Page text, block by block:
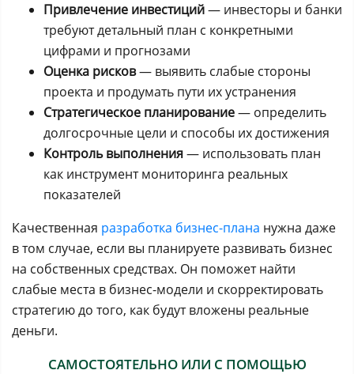
Привлечение инвестиций— инвесторы и банки
требуют детальный план с конкретными
цифрами и прогнозами
Оценка рисков— выявить слабые стороны
проекта и продумать пути их устранения
Стратегическое планирование— определить
долгосрочные цели и способы их достижения
Контроль выполнения— использовать план
как инструмент мониторинга реальных
показателей
Качественная разработка бизнес-плана нужна даже
в том случае, если вы планируете развивать бизнес
на собственных средствах. Он поможет найти
слабые места в бизнес-модели и скорректировать
стратегию до того, как будут вложены реальные
деньги.
САМОСТОЯТЕЛЬНО ИЛИ С ПОМОЩЬЮ